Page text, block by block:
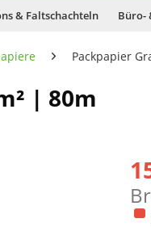
& Faltschachteln Büro-
Packpapier
| 80m